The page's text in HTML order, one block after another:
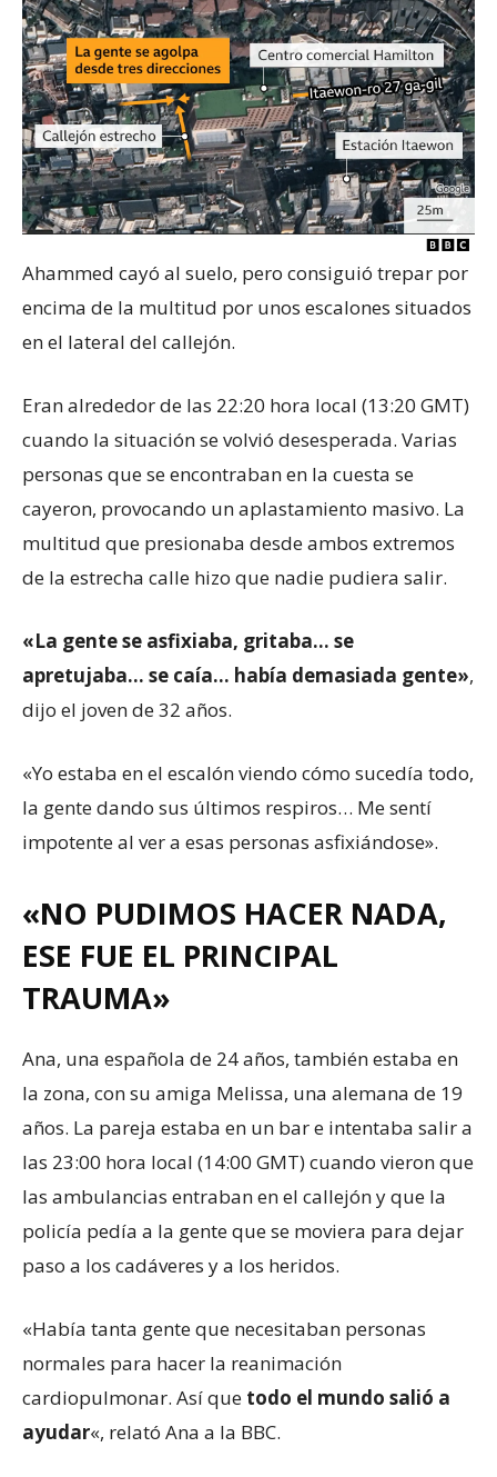
Ahammed cayó al suelo, pero consiguió trepar por
encima de la multitud por unos escalones situados
en el lateral del callejón.
Eran alrededor de las 22:20 hora local (13:20 GMT)
cuando la situación se volvió desesperada. Varias
personas que se encontraban en la cuesta se
cayeron, provocando un aplastamiento masivo. La
multitud que presionaba desde ambos extremos
de la estrecha calle hizo que nadie pudiera salir.
«La gente se asfixiaba, gritaba… se
apretujaba… se caía… había demasiada gente»,
dijo el joven de 32 años.
«Yo estaba en el escalón viendo cómo sucedía todo,
la gente dando sus últimos respiros… Me sentí
impotente al ver a esas personas asfixiándose».
«NO PUDIMOS HACER NADA,
ESE FUE EL PRINCIPAL
TRAUMA»
Ana, una española de 24 años, también estaba en
la zona, con su amiga Melissa, una alemana de 19
años. La pareja estaba en un bar e intentaba salir a
las 23:00 hora local (14:00 GMT) cuando vieron que
las ambulancias entraban en el callejón y que la
policía pedía a la gente que se moviera para dejar
paso a los cadáveres y a los heridos.
«Había tanta gente que necesitaban personas
normales para hacer la reanimación
cardiopulmonar. Así que todo el mundo salió a
ayudar«, relató Ana a la BBC.